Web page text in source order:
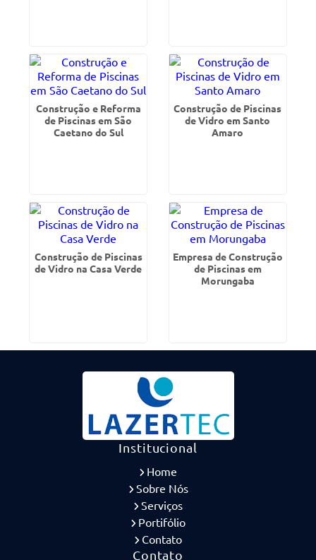
Construção e Reforma
de Piscinas em São
Caetano do Sul
Construção de Piscinas
de Vidro em Santo
Amaro
Construção de Piscinas
de Vidro na Casa Verde
Empresa de Construção
de Piscinas em
Morungaba
Institucional
Home
Sobre Nós
Serviços
Portifólio
Contato
Contato